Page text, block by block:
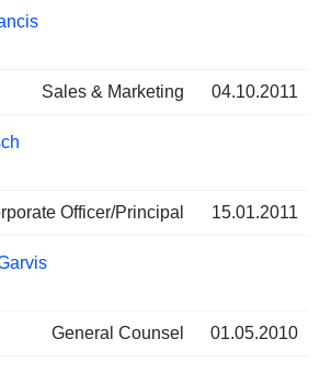
Sales & Marketing 04.10.2011
Officer/Principal 15.01.2011
General Counsel 01.05.2010